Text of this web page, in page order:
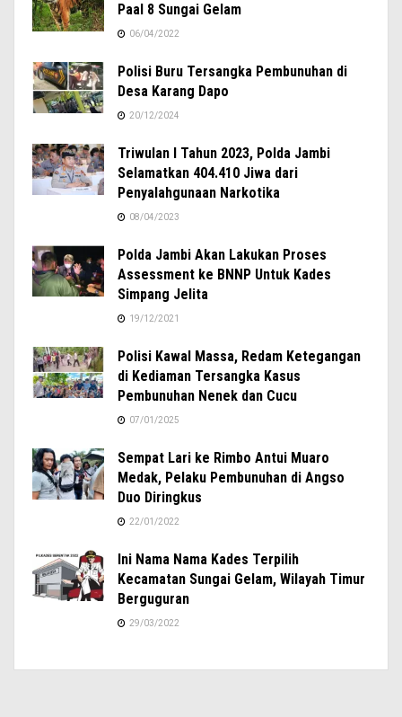
Paal 8 Sungai Gelam
06/04/2022
Polisi Buru Tersangka Pembunuhan di
Desa Karang Dapo
20/12/2024
Triwulan I Tahun 2023, Polda Jambi
Selamatkan 404.410 Jiwa dari
Penyalahgunaan Narkotika
08/04/2023
Polda Jambi Akan Lakukan Proses
Assessment ke BNNP Untuk Kades
Simpang Jelita
19/12/2021
Polisi Kawal Massa, Redam Ketegangan
di Kediaman Tersangka Kasus
Pembunuhan Nenek dan Cucu
07/01/2025
Sempat Lari ke Rimbo Antui Muaro
Medak, Pelaku Pembunuhan di Angso
Duo Diringkus
22/01/2022
Ini Nama Nama Kades Terpilih
Kecamatan Sungai Gelam, Wilayah Timur
Berguguran
29/03/2022